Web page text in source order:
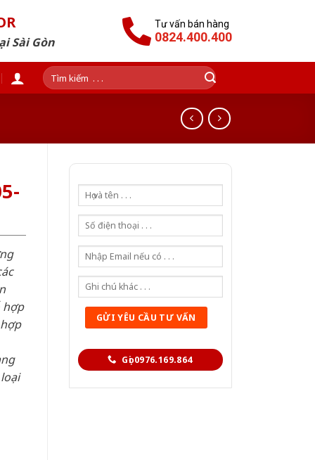
Sài Gòn
Tư vấn bán hàng
0824.400.400
Tìm
kiếm:
Gọi 0976.169.864
hợp